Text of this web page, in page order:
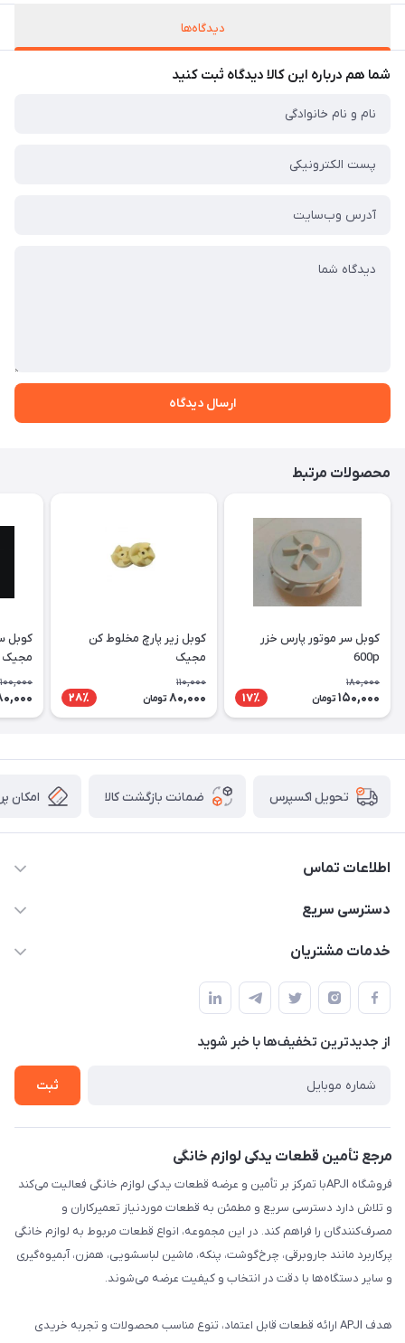
دیدگاه‌ها
شما هم درباره این کالا دیدگاه ثبت کنید
ارسال دیدگاه
محصولات مرتبط
کوبل سر موتور پارس خزر
600p
180,000
150,000 تومان 17٪
کوبل زیر پارچ مخلوط کن
مجیک
110,000
80,000 تومان 28٪
کوبل
مجیک
100,000
تحویل اکسپرس ضمانت بازگشت کالا امکان
اطلاعات تماس
09106753413
دسترسی سریع
حساب کاربری
لیست محصولات
درباره ما
خدمات مشتریان
قوانین و مقررات
حریم خصوصی
راهنما
از جدید‌ترین تخفیف‌ها با‌ خبر شوید
ثبت
مرجع تأمین قطعات یدکی لوازم خانگی
فروشگاه APJIبا تمرکز بر تأمین و عرضه قطعات یدکی لوازم خانگی فعالیت می‌کند
و تلاش دارد دسترسی سریع و مطمئن به قطعات موردنیاز تعمیرکاران و
مصرف‌کنندگان را فراهم کند. در این مجموعه، انواع قطعات مربوط به لوازم خانگی
پرکاربرد مانند جاروبرقی، چرخ‌گوشت، پنکه، ماشین لباسشویی، همزن، آبمیوه‌گیری
و سایر دستگاه‌ها با دقت در انتخاب و کیفیت عرضه می‌شوند.
هدف APJI ارائه قطعات قابل اعتماد، تنوع مناسب محصولات و تجربه خریدی